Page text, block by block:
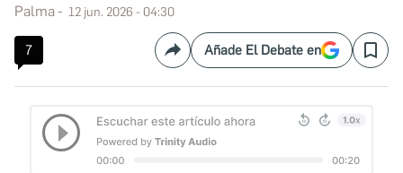
Palma 12 jun. 2026 - 04:30
7 CompartirAñade El Debate en Save